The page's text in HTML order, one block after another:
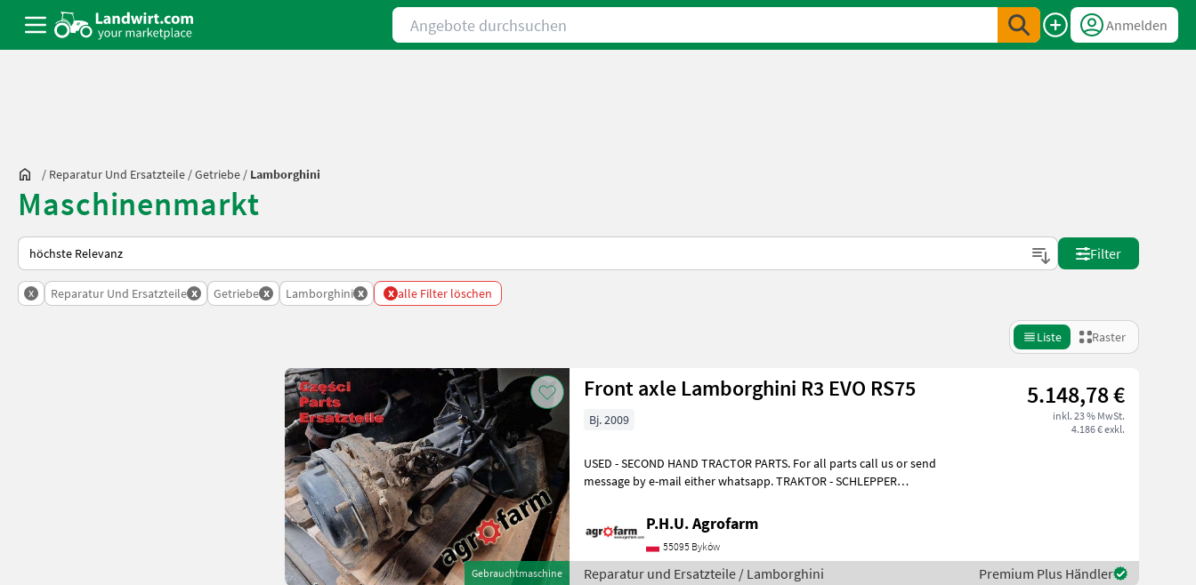
Angebote durchsuchen
Anmelden
/ Reparatur Und Ersatzteile /Getriebe / Lamborghini
Maschinenmarkt
So wird auf Landwirt.com sortiert
Filter
x Reparatur Und Ersatzteile x Getriebe x Lamborghini x x alle Filter löschen
Liste Raster
Gebrauchtmaschine
Front axle Lamborghini R3 EVO RS75 5.148,78 €
inkl. 23 % MwSt.
4.186 € exkl.
Bj. 2009
USED - SECOND HAND TRACTOR PARTS. For all parts call us or send
message by e-mail either whatsapp. TRAKTOR - SCHLEPPER
P.H.U. Agrofarm
55095 Byków
Reparatur und Ersatzteile / Lamborghini Premium Plus Händler